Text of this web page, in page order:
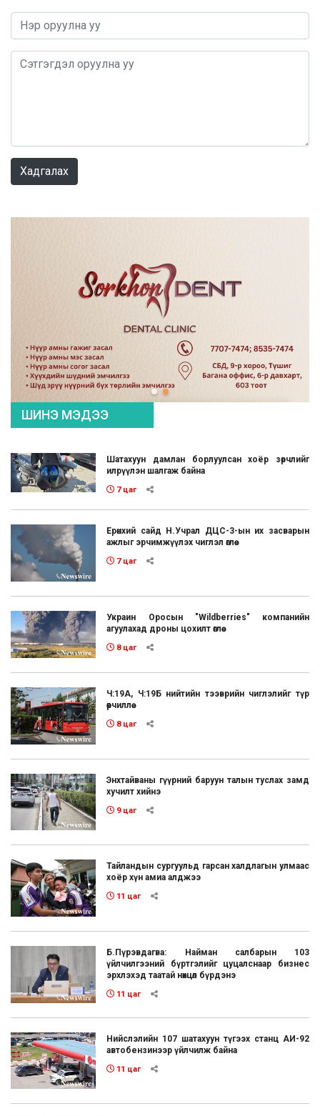
Хадгалах
ШИНЭ МЭДЭЭ
Шатахуун дамлан борлуулсан хоёр зөрчлийг
илрүүлэн шалгаж байна
7 цаг
Ерөнхий сайд Н.Учрал ДЦС-3-ын их засварын
ажлыг эрчимжүүлэх чиглэл өглөө
7 цаг
Украин Оросын "Wildberries" компанийн
агуулахад дроны цохилт өглөө
8 цаг
Ч:19А, Ч:19Б нийтийн тээврийн чиглэлийг түр
өөрчиллөө
8 цаг
Энхтайваны гүүрний баруун талын туслах замд
хучилт хийнэ
9 цаг
Тайландын сургуульд гарсан халдлагын улмаас
хоёр хүн амиа алджээ
11 цаг
Б.Пүрэвдагва: Найман салбарын 103
үйлчилгээний бүртгэлийг цуцалснаар бизнес
эрхлэхэд таатай нөхцөл бүрдэнэ
11 цаг
Нийслэлийн 107 шатахуун түгээх станц АИ-92
автобензинээр үйлчилж байна
11 цаг